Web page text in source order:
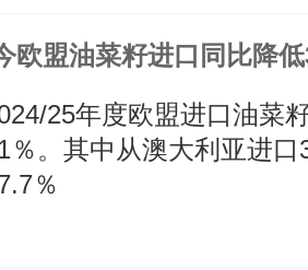
欧盟油菜籽进口同比降
25年度欧盟进口油菜
％。其中从澳大利亚进
％